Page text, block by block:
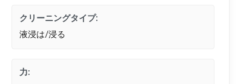
クリーニングタイプ:
液浸は/浸る
力: